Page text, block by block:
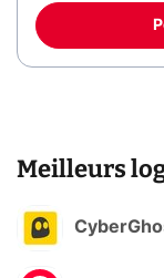
Meilleurs